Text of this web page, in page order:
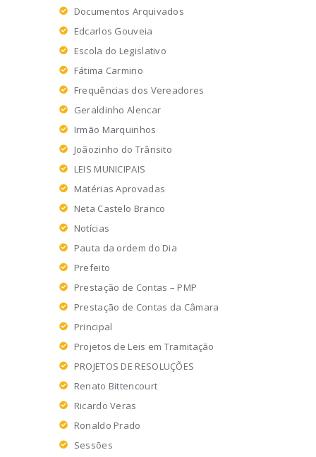
Documentos Arquivados
Edcarlos Gouveia
Escola do Legislativo
Fátima Carmino
Frequências dos Vereadores
Geraldinho Alencar
Irmão Marquinhos
Joãozinho do Trânsito
LEIS MUNICIPAIS
Matérias Aprovadas
Neta Castelo Branco
Notícias
Pauta da ordem do Dia
Prefeito
Prestação de Contas – PMP
Prestação de Contas da Câmara
Principal
Projetos de Leis em Tramitação
PROJETOS DE RESOLUÇÕES
Renato Bittencourt
Ricardo Veras
Ronaldo Prado
Sessões